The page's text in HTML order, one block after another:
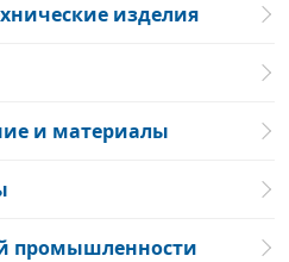
изделия
и материалы
промышленности